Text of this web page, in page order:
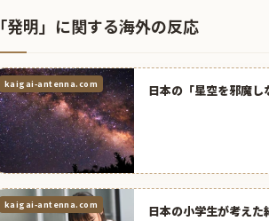
「発明」に関する海外の反応
kaigai-antenna.com 日本の「星空を邪魔し
kaigai-antenna.com 日本の小学生が考えた